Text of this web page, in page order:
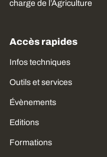
charge de l’Agriculture
Accès rapides
Infos techniques
Outils et services
Évènements
Editions
Formations